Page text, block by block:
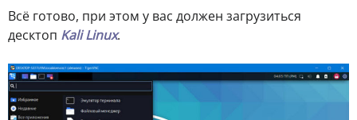
Всё готово, при этом у вас должен загрузиться
десктоп Kali Linux.